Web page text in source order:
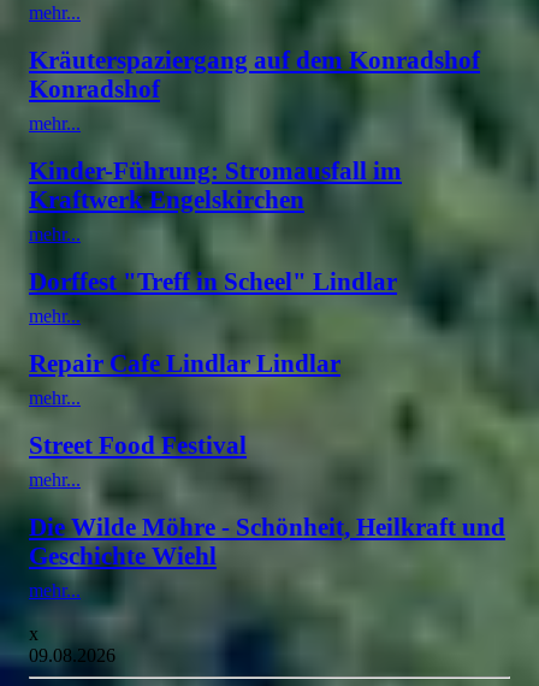
mehr...
Kräuterspaziergang auf dem Konradshof
Konradshof
mehr...
Kinder-Führung: Stromausfall im
Kraftwerk Engelskirchen
mehr...
Dorffest "Treff in Scheel" Lindlar
mehr...
Repair Cafe Lindlar Lindlar
mehr...
Street Food Festival
mehr...
Die Wilde Möhre - Schönheit, Heilkraft und
Geschichte Wiehl
mehr...
x
09.08.2026